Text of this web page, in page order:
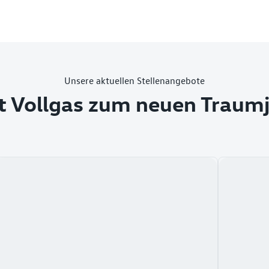
Unsere aktuellen Stellenangebote
Vollgas zum neuen